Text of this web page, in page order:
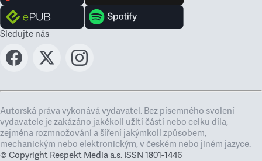
Sledujte nás
Autorská práva vykonává vydavatel. Bez písemného svolení
vydavatele je zakázáno jakékoli užití částí nebo celku díla,
zejména rozmnožování a šíření jakýmkoli způsobem,
mechanickým nebo elektronickým, v českém nebo jiném jazyce.
© Copyright Respekt Media a.s. ISSN 1801-1446